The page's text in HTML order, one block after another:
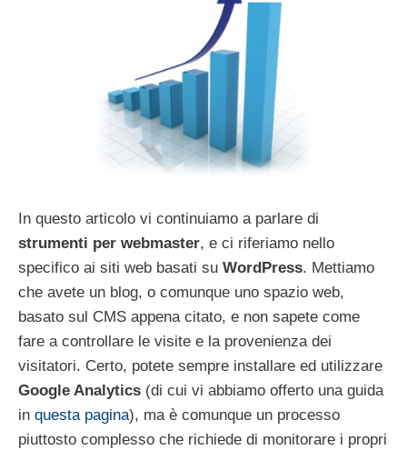
In questo articolo vi continuiamo a parlare di
strumenti per webmaster, e ci riferiamo nello
specifico ai siti web basati su WordPress. Mettiamo
che avete un blog, o comunque uno spazio web,
basato sul CMS appena citato, e non sapete come
fare a controllare le visite e la provenienza dei
visitatori. Certo, potete sempre installare ed utilizzare
Google Analytics (di cui vi abbiamo offerto una guida
in questa pagina), ma è comunque un processo
piuttosto complesso che richiede di monitorare i propri